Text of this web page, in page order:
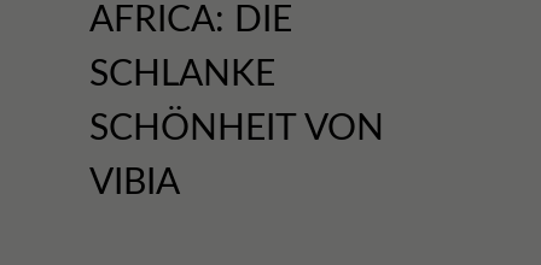
AFRICA: DIE
SCHLANKE
SCHÖNHEIT VON
VIBIA